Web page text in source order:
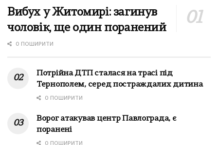
Вибух у Житомирі: загинув
чоловік, ще один поранений
0 ПОШИРИТИ
Потрійна ДТП сталася на трасі під
Тернополем, серед постраждалих дитина
0 ПОШИРИТИ
Ворог атакував центр Павлограда, є
поранені
0 ПОШИРИТИ